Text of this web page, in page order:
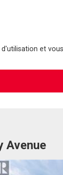
et
Avenue